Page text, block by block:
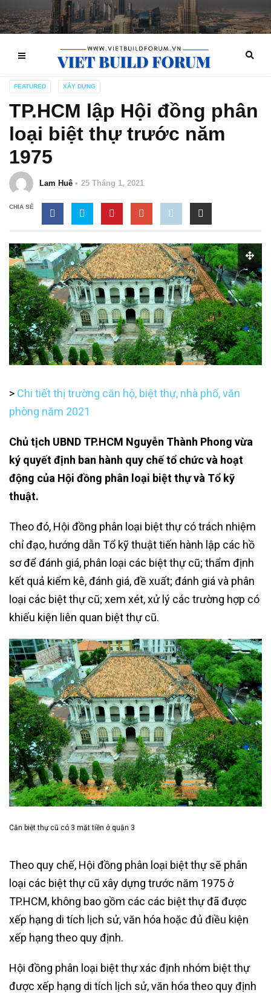
FEATURED XÂY DỰNG
TP.HCM lập Hội đồng phân
loại biệt thự trước năm
1975
Lam Huê 25 Tháng 1, 2021
CHIA SẺ
> Chi tiết thị trường căn hộ, biệt thự, nhà phố, văn
phòng năm 2021
Chủ tịch UBND TP.HCM Nguyễn Thành Phong vừa
ký quyết định ban hành quy chế tổ chức và hoạt
động của Hội đồng phân loại biệt thự và Tổ kỹ
thuật.
Theo đó, Hội đồng phân loại biệt thự có trách nhiệm
chỉ đạo, hướng dẫn Tổ kỹ thuật tiến hành lập các hồ
sơ để đánh giá, phân loại các biệt thự cũ; thẩm định
kết quả kiểm kê, đánh giá, đề xuất; đánh giá và phân
loại các biệt thự cũ; xem xét, xử lý các trường hợp có
khiếu kiện liên quan biệt thự cũ.
Căn biệt thự cũ có 3 mặt tiền ở quận 3
Theo quy chế, Hội đồng phân loại biệt thự sẽ phân
loại các biệt thự cũ xây dựng trước năm 1975 ở
TP.HCM, không bao gồm các các biệt thự đã được
xếp hạng di tích lịch sử, văn hóa hoặc đủ điều kiện
xếp hạng theo quy định.
Hội đồng phân loại biệt thự xác định nhóm biệt thự
được xếp hạng di tích lịch sử, văn hóa theo quy định